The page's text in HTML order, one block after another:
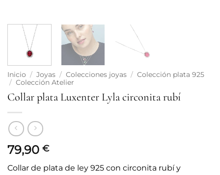
Inicio / Joyas / Colecciones joyas / Colección plata 925
/ Colección Atelier
Collar plata Luxenter Lyla circonita rubí
79,90 €
Collar de plata de ley 925 con circonita rubí y